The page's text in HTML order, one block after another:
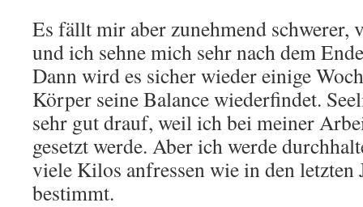
Es fällt mir aber zunehmend schwerer,
und ich sehne mich sehr nach dem
Dann wird es sicher wieder einige
Körper seine Balance wiederfindet.
sehr gut drauf, weil ich bei meiner
gesetzt werde. Aber ich werde
viele Kilos anfressen wie in den letzten
bestimmt.